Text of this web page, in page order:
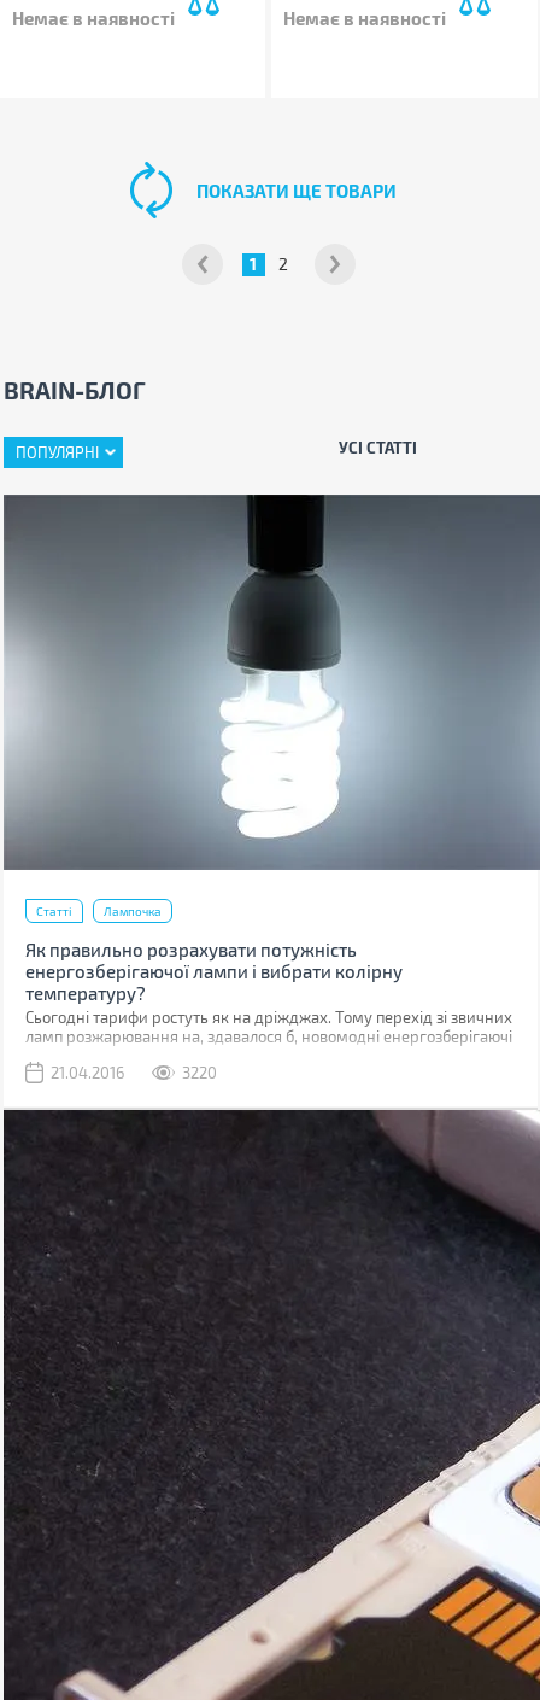
Немає в наявності Немає в наявності
1 2
ПОКАЗАТИ ЩЕ ТОВАРИ
BRAIN-БЛОГ
ПОПУЛЯРНІ УСІ СТАТТІ
Статті Лампочка
Як правильно розрахувати потужність
енергозберігаючої лампи і вибрати колірну
температуру?
Сьогодні тарифи ростуть як на дріжджах. Тому перехід зi звичних
ламп розжарювання на, здавалося б, новомодні енергозберігаючі
же правильно вирахувати потужність «економки», щоб у
21.04.2016 3220